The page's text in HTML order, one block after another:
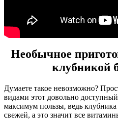
Необычное
клубникой
Думаете такое невозможно?
видами этот довольно
максимум пользы, ведь клубника
свежей, а это значит все